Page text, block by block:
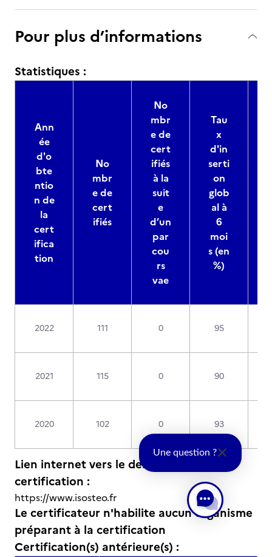
Pour plus d’informations
Statistiques :
Ann
ée
d'o
bte
ntio
n de
la
cert
ifica
tion
No
mbr
e de
cert
ifiés
No
mbr
e de
cert
ifiés
à la
suit
e
d’un
par
cou
rs
vae
Tau
x
d'in
serti
on
glob
al à
6
moi
s (en
%)
2022 111 0 95
2021 115 0 90
2020 102 0 93
Lien internet vers le descriptif de la
certification :
https://www.isosteo.fr
Le certificateur n'habilite aucun organisme
préparant à la certification
Certification(s) antérieure(s) :
Une question ?